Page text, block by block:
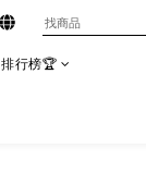
排行榜🏆